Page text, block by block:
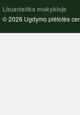
Lituanistika mokykloje
© 2026 Ugdymo plėtotės